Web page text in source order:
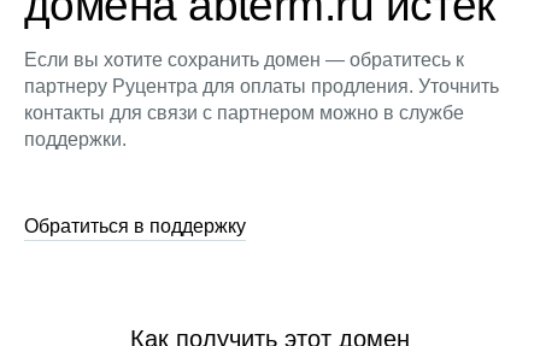
Если вы хотите сохранить домен — обратитесь к
партнеру Руцентра для оплаты продления. Уточнить
контакты для связи с партнером можно в службе
поддержки.
Обратиться в поддержку
Как получить этот домен